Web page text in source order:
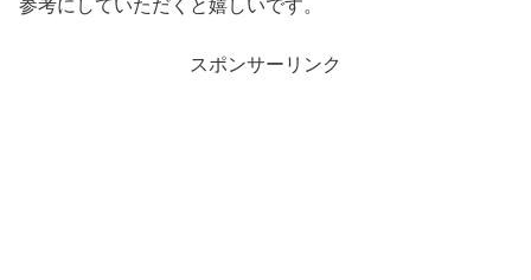
参考にしていただくと嬉しいです。
スポンサーリンク